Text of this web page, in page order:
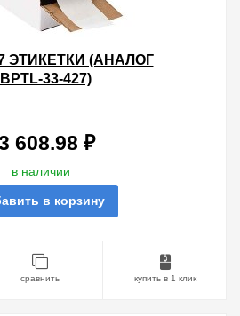
ЭТИКЕТКИ (АНАЛОГ
33-427)
608.98 ₽
в наличии
в корзину
сравнить купить в 1 клик